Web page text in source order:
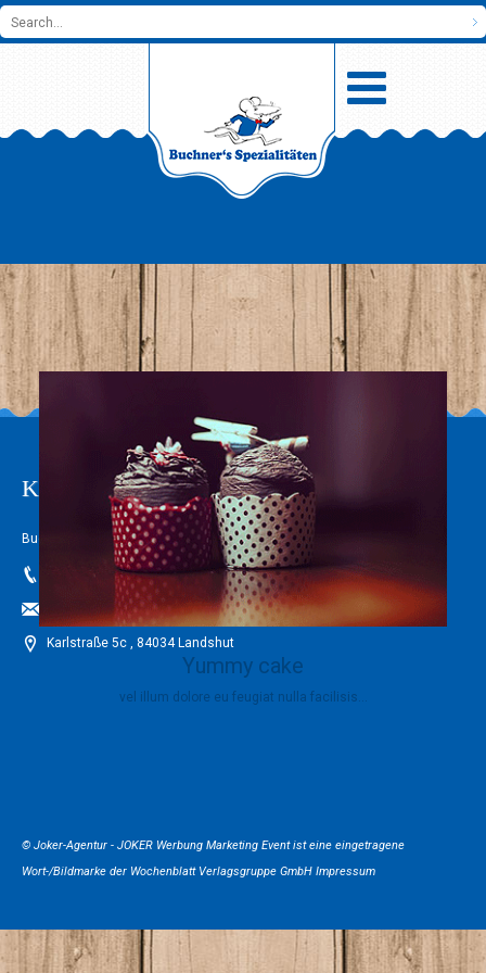
Yummy cake
vel illum dolore eu feugiat nulla facilisis...
Kontakt
Buchner's Spezialitäten
01515 8869 001
buchnerszuckermaeuse@gmail.com
Karlstraße 5c , 84034 Landshut
© Joker-Agentur -JOKER Werbung Marketing Eventist eine eingetragene
Wort-/Bildmarke der Wochenblatt Verlagsgruppe GmbH Impressum